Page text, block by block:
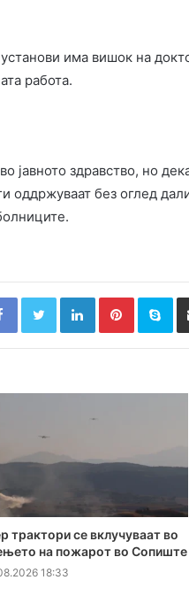
има вишок на
работа.
јавното здравство, но
оддржуваат без оглед
FacebookTwitterLinkedInPinterest
трактори се вклучуваат во
на пожарот во Сопиште
18:33